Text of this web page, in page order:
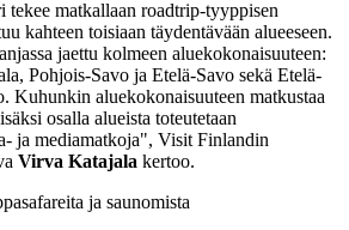
tekee matkallaan roadtrip-tyyppisen
kahteen toisiaan täydentävään alueeseen.
jaettu kolmeen aluekokonaisuuteen:
Pohjois-Savo ja Etelä-Savo sekä Etelä-
Kuhunkin aluekokonaisuuteen matkustaa
osalla alueista toteutetaan
ja mediamatkoja", Visit Finlandin
Virva Katajala kertoo.
ja saunomista